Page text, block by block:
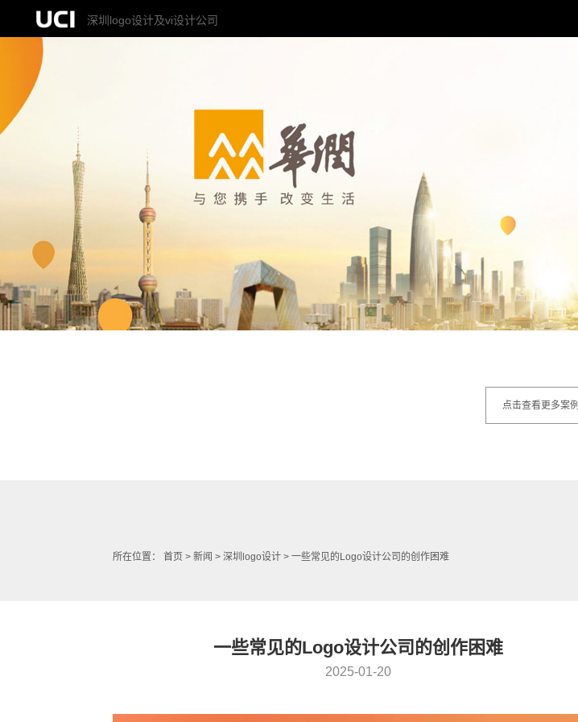
深圳logo设计及vi设计公司
点击查看更多案例
所在位置： 首页 > 新闻 > 深圳logo设计 > 一些常见的Logo设计公司的创作困难
一些常见的Logo设计公司的创作困难
2025-01-20